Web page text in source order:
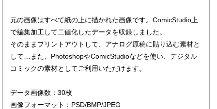
元の画像はすべて紙の上に描かれた画像です。ComicStudio上
で編集加工して二値化したデータを収録しました。
そのままプリントアウトして、アナログ原稿に貼り込む素材と
して…また、PhotoshopやComicStudioなどを使い、デジタル
コミックの素材としてご利用いただけます。
データ画像数：30枚
画像フォーマット：PSD/BMP/JPEG